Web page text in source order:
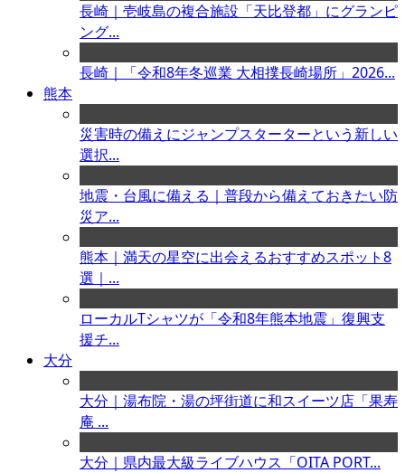
長崎｜壱岐島の複合施設「天比登都」にグランピ
ング...
長崎｜「令和8年冬巡業 大相撲長崎場所」2026...
熊本
災害時の備えにジャンプスターターという新しい
選択...
地震・台風に備える｜普段から備えておきたい防
災ア...
熊本｜満天の星空に出会えるおすすめスポット8
選｜...
ローカルTシャツが「令和8年熊本地震」復興支
援チ...
大分
大分｜湯布院・湯の坪街道に和スイーツ店「果寿
庵 ...
大分｜県内最大級ライブハウス「OITA PORT...